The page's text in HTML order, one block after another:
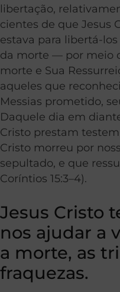
libertação,
cientes de que Jesus
estava para libertá-
da morte — por meio
morte e Sua
aqueles que
Messias prometido,
Daquele dia em
Cristo prestam
Cristo morreu por
sepultado, e que
Coríntios 15:3–4).
Jesus Cristo
nos ajudar a
a morte, as
fraquezas.